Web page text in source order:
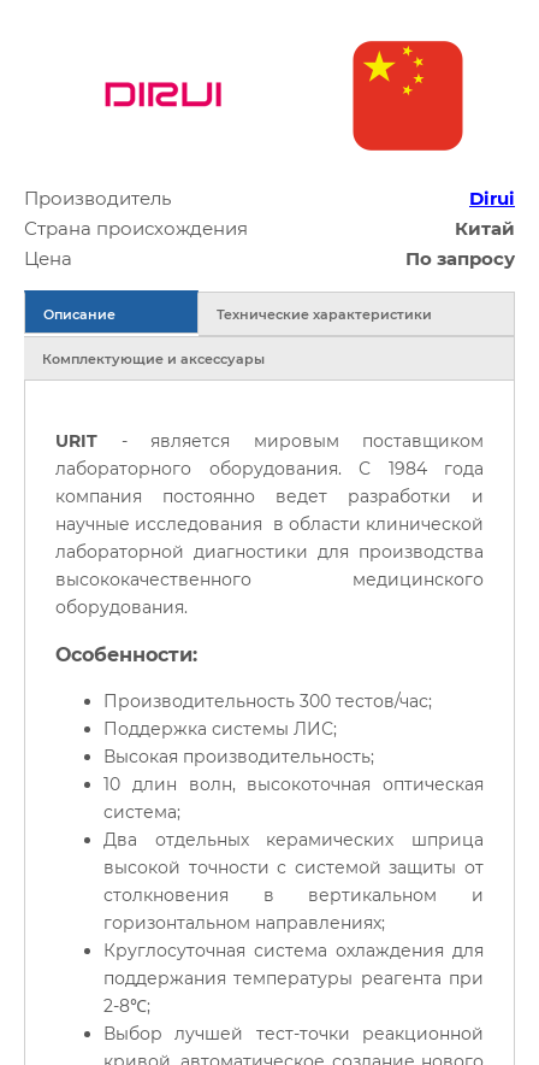
Производитель
Dirui
Страна происхождения
Китай
Цена
По запросу
Описание Технические характеристики
Комплектующие и аксессуары
URIT - является мировым поставщиком
лабораторного оборудования. С 1984 года
компания постоянно ведет разработки и
научные исследования в области клинической
лабораторной диагностики для производства
высококачественного медицинского
оборудования.
Особенности:
Производительность 300 тестов/час;
Поддержка системы ЛИС;
Высокая производительность;
10 длин волн, высокоточная оптическая
система;
Два отдельных керамических шприца
высокой точности с системой защиты от
столкновения в вертикальном и
горизонтальном направлениях;
Круглосуточная система охлаждения для
поддержания температуры реагента при
2-8℃;
Выбор лучшей тест-точки реакционной